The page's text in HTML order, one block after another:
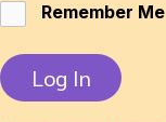
Remember Me
Log In